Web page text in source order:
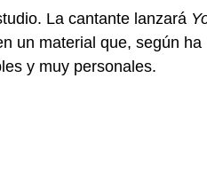
La cantante lanzará
un material que, según ha
y muy personales.